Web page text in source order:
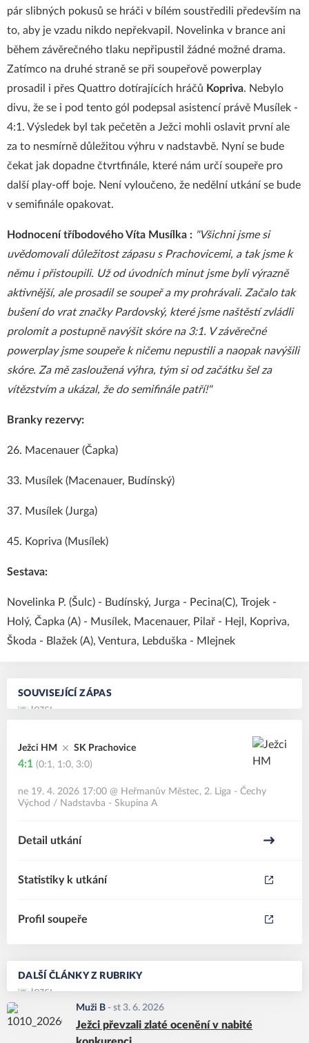
SOUVISEJÍCÍ ZÁPAS
Ježci HM SK Prachovice
4:1 (0:1, 1:0, 3:0)
ne 19. 4. 2026 17:00 @ Heřmanův Městec, 2. Liga - Čechy
Východ / Nadstavba - Skupina A
Detail utkání
Statistiky k utkání
Profil soupeře
DALŠÍ ČLÁNKY Z RUBRIKY
Muži B - st 3. 6. 2026
Ježci převzali zlaté ocenění v nabité
pár slibných pokusů se hráči v bílém soustředili především na
to, aby je vzadu nikdo nepřekvapil. Novelinka v brance ani
během závěrečného tlaku nepřipustil žádné možné drama.
Zatímco na druhé straně se při soupeřově powerplay
prosadil i přes Quattro dotírajících hráčů Kopriva. Nebylo
divu, že se i pod tento gól podepsal asistencí právě Musílek -
4:1. Výsledek byl tak pečetěn a Ježci mohli oslavit první ale
za to nesmírně důležitou výhru v nadstavbě. Nyní se bude
čekat jak dopadne čtvrtfinále, které nám určí soupeře pro
další play-off boje. Není vyloučeno, že nedělní utkání se bude
v semifinále opakovat.
Hodnocení tříbodového Víta Musílka : "Všichni jsme si
uvědomovali důležitost zápasu s Prachovicemi, a tak jsme k
němu i přistoupili. Už od úvodních minut jsme byli výrazně
aktivnější, ale prosadil se soupeř a my prohrávali. Začalo tak
bušení do vrat značky Pardovský, které jsme naštěstí zvládli
prolomit a postupně navýšit skóre na 3:1. V závěrečné
powerplay jsme soupeře k ničemu nepustili a naopak navýšili
skóre. Za mě zasloužená výhra, tým si od začátku šel za
vítězstvím a ukázal, že do semifinále patří!"
Branky rezervy:
26. Macenauer (Čapka)
33. Musílek (Macenauer, Budínský)
37. Musílek (Jurga)
45. Kopriva (Musílek)
Sestava:
Novelinka P. (Šulc) - Budínský, Jurga - Pecina(C), Trojek -
Holý, Čapka (A) - Musílek, Macenauer, Pilař - Hejl, Kopriva,
Škoda - Blažek (A), Ventura, Lebduška - Mlejnek